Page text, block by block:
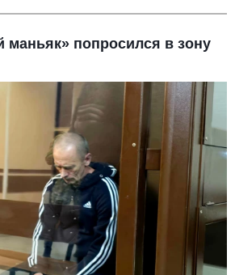
маньяк» попросился в зону